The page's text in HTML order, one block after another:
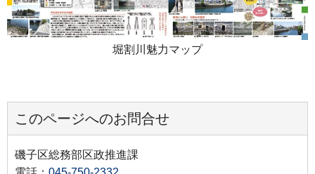
堀割川魅力マップ
このページへのお問合せ
磯子区総務部区政推進課